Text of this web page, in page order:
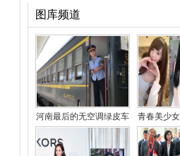
图库频道
河南最后的无空调绿皮车
曾有5毛钱票价
青春美少
种特